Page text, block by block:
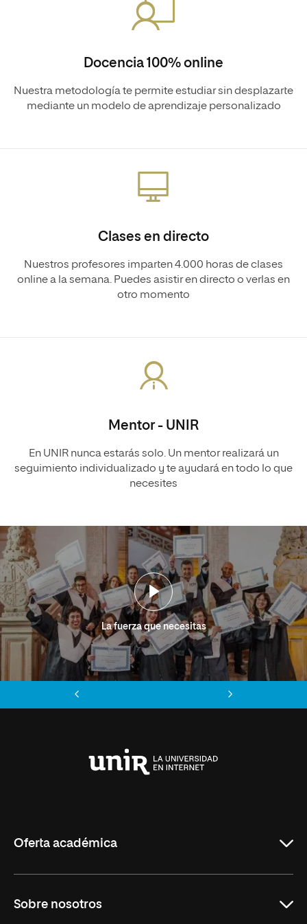
Docencia 100% online
Nuestra metodología te permite estudiar sin desplazarte
mediante un modelo de aprendizaje personalizado
Clases en directo
Nuestros profesores imparten 4.000 horas de clases
online a la semana. Puedes asistir en directo o verlas en
otro momento
Mentor - UNIR
En UNIR nunca estarás solo. Un mentor realizará un
seguimiento individualizado y te ayudará en todo lo que
necesites
La fuerza que necesitas
Oferta académica
Másteres Oficiales
Sobre nosotros